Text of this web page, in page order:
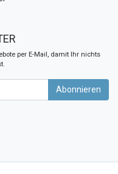
per E-Mail, damit Ihr nichts
Abonnieren